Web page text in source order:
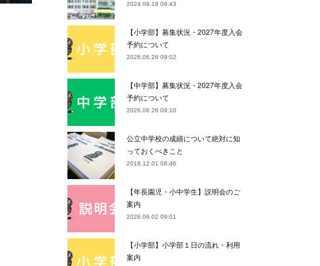
2024.09.18 09:43
【小学部】募集状況・2027年度入会
予約について
2026.06.26 09:02
【中学部】募集状況・2027年度入会
予約について
2026.06.26 09:10
公立中学校の成績について絶対に知
っておくべきこと
2018.12.01 08:46
【年長園児・小中学生】説明会のご
案内
2026.06.02 09:01
【小学部】小学部１日の流れ・利用
案内